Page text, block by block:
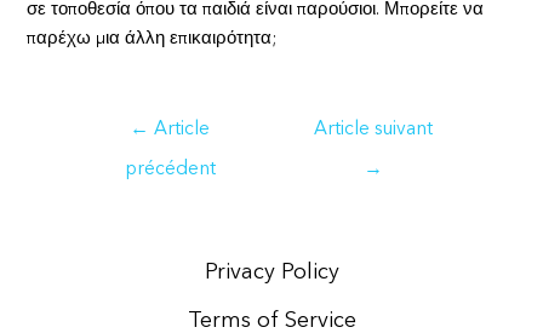
σε τοποθεσία όπου τα παιδιά είναι παρούσιοι. Μπορείτε να
παρέχω μια άλλη επικαιρότητα;
← Article
précédent
Article suivant
→
Privacy Policy
Terms of Service